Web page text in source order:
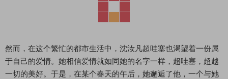
然而，在这个繁忙的都市生活中，沈汝凡超哇塞也渴望着一份属
于自己的爱情。她相信爱情就如同她的名字一样，超哇塞，超越
一切的美好。于是，在某个春天的午后，她邂逅了他，一个与她